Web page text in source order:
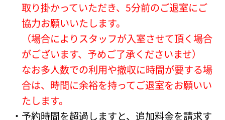
取り掛かっていただき、5分前のご退室にご
協力お願いいたします。
（場合によりスタッフが入室させて頂く場合
がございます、予めご了承くださいませ）
なお多人数での利用や撤収に時間が要する場
合は、時間に余裕を持ってご退室をお願いい
たします。
予約時間を超過しますと、追加料金を請求す